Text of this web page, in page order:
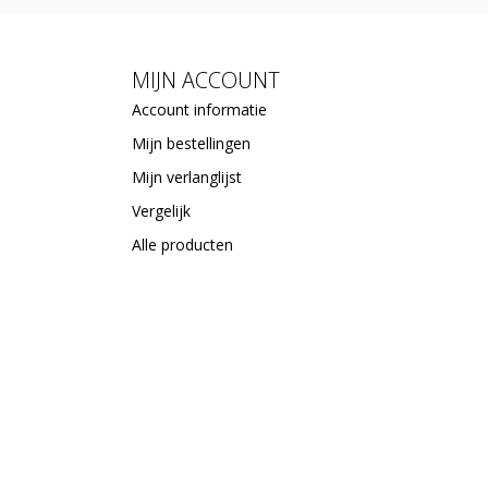
MIJN ACCOUNT
Account informatie
Mijn bestellingen
Mijn verlanglijst
Vergelijk
Alle producten